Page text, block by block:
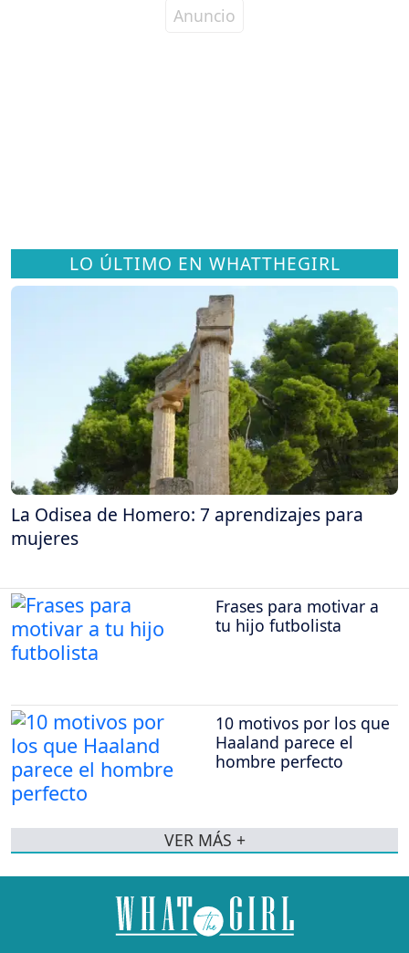
LO ÚLTIMO EN WHATTHEGIRL
La Odisea de Homero: 7 aprendizajes para
mujeres
Frases para motivar a
tu hijo futbolista
10 motivos por los que
Haaland parece el
hombre perfecto
VER MÁS +